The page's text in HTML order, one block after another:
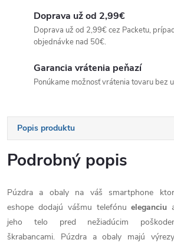
Doprava už od 2,99€
Doprava už od 2,99€ cez Packetu,
objednávke nad 50€.
Garancia vrátenia peňazí
Ponúkame možnosť vrátenia tovaru bez
Popis produktu
Podrobný popis
Púzdra a obaly na váš smartphone
eshope dodajú vášmu telefónueleganciu
jeho telo pred nežiadúcim
škrabancami. Púzdra a obaly majú